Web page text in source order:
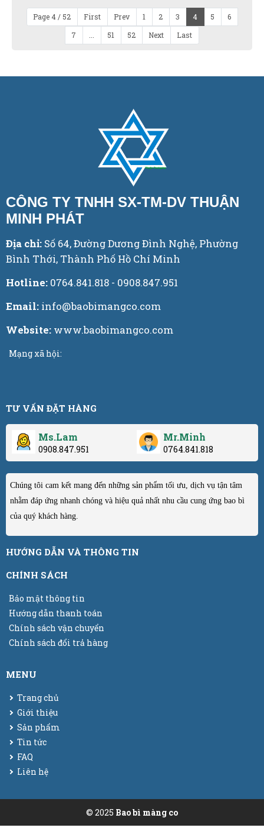
Page 4 / 52 First Prev 1 2 3 4 5
6
7
51 52 Next Last
CÔNG TY TNHH SX-TM-DV THUẬN
MINH PHÁT
Địa chỉ: Số 64, Đường Dương Đình Nghệ, Phường
Bình Thới, Thành Phố Hồ Chí Minh
Hotline: 0764.841.818 - 0908.847.951
Email: info@baobimangco.com
Website: www.baobimangco.com
Mạng xã hội:
TƯ VẤN ĐẶT HÀNG
Ms.Lam
0908.847.951
Mr.Minh
0764.841.818
Chúng tôi cam kết mang đến những sản phẩm tối ưu, dịch vụ tận tâm
nhằm đáp ứng nhanh chóng và hiệu quả nhất nhu cầu cung ứng bao bì
của quý khách hàng.
HƯỚNG DẪN VÀ THÔNG TIN
CHÍNH SÁCH
Bảo mật thông tin
Hướng dẫn thanh toán
Chính sách vận chuyển
Chính sách đổi trả hàng
MENU
Trang chủ
Giới thiệu
Sản phẩm
Tin tức
FAQ
Liên hệ
© 2025 Bao bì màng co